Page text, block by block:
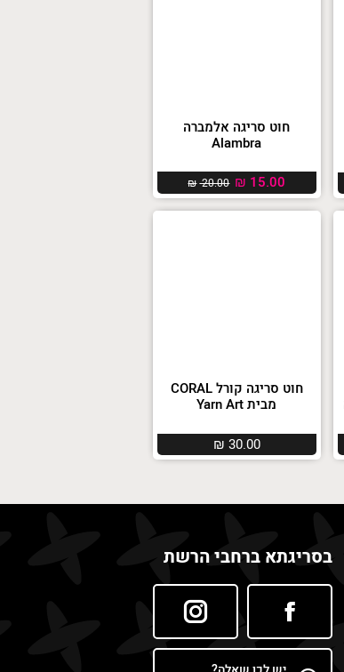
חוט סריגה אלמברה
Alambra
₪20.00 ₪ 15.00
חוט סריגה קורל CORAL
מבית Yarn Art
₪ 30.00
בסריגתא ברחבי הרשת